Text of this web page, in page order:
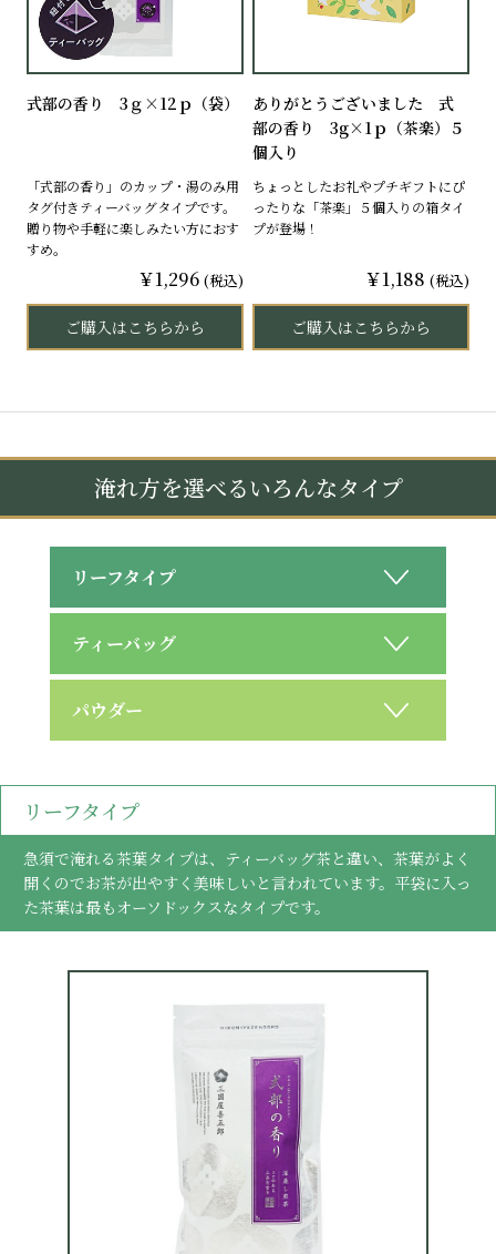
式部の香り 3ｇ×12ｐ（袋）
「式部の香り」のカップ・湯のみ用
タグ付きティーバッグタイプです。
贈り物や手軽に楽しみたい方におす
すめ。
￥1,296 (税込)
ご購入はこちらから
ありがとうございました 式
部の香り 3g×1ｐ（茶楽）５
個入り
ちょっとしたお礼やプチギフトにぴ
ったりな「茶楽」５個入りの箱タイ
プが登場！
￥1,188 (税込)
ご購入はこちらから
淹れ方を選べるいろんなタイプ
リーフタイプ
ティーバッグ
パウダー
リーフタイプ
急須で淹れる茶葉タイプは、ティーバッグ茶と違い、茶葉がよく
開くのでお茶が出やすく美味しいと言われています。平袋に入っ
た茶葉は最もオーソドックスなタイプです。